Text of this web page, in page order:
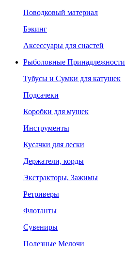
Поводковый материал
Бэкинг
Аксессуары для снастей
Рыболовные Принадлежности
Тубусы и Сумки для катушек
Подсачеки
Коробки для мушек
Инструменты
Кусачки для лески
Держатели, корды
Экстракторы, Зажимы
Ретриверы
Флотанты
Сувениры
Полезные Мелочи